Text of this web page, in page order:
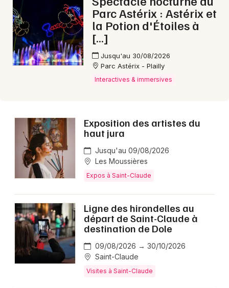
Newsletter des sorties
Artistes en tournée
Actus à Saint-Claude
Magazine à Saint-Claude
39 - Jura
Choisir mes départements
Mon email
Parc Astérix : Astérix et
la Potion d'Étoiles à
[…]
Jusqu'au 30/08/2026
Parc Astérix - Plailly
Interactives & immersives
Exposition des artistes du
haut jura
Jusqu'au 09/08/2026
Les Moussières
Expos à Saint-Claude
Ligne des hirondelles au
départ de Saint-Claude à
destination de Dole
09/08/2026 → 30/10/2026
Saint-Claude
Visites à Saint-Claude